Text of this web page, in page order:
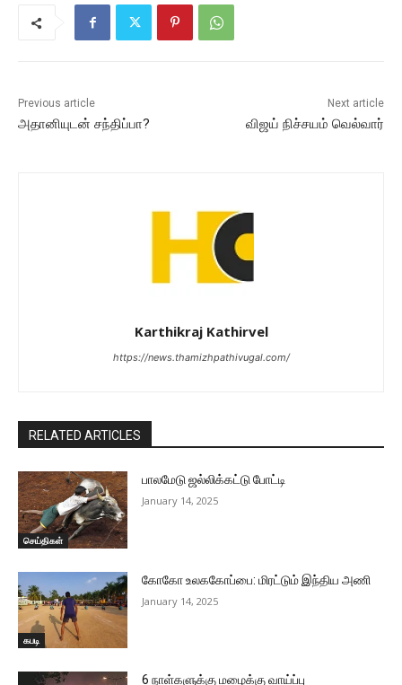
Previous article
அதானியுடன் சந்திப்பா?
Next article
விஜய் நிச்சயம் வெல்வார்
Karthikraj Kathirvel
https://news.thamizhpathivugal.com/
RELATED ARTICLES
செய்திகள்
பாலமேடு ஜல்லிக்கட்டு போட்டி
January 14, 2025
கபடி
கோகோ உலககோப்பை: மிரட்டும் இந்திய அணி
January 14, 2025
6 நாள்களுக்கு மழைக்கு வாய்ப்பு